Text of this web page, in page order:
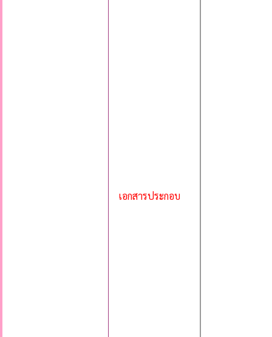
เอกสารประกอบ